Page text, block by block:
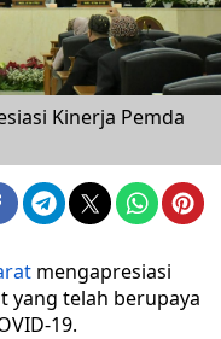
Kinerja Pemda
mengapresiasi
yang telah berupaya
19.